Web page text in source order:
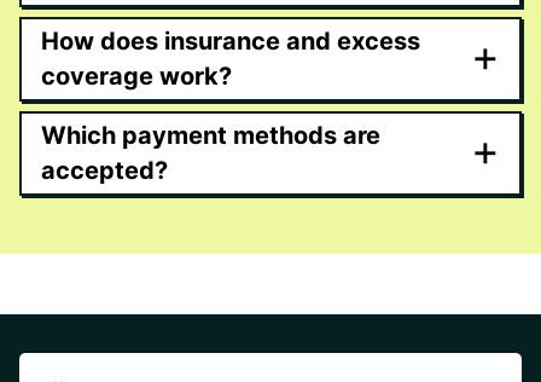
How does insurance and excess
coverage work?
+
Which payment methods are
accepted?
+